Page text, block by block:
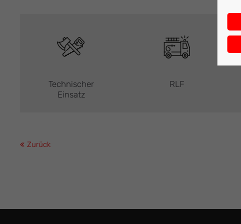
Technischer
Einsatz
RLF
Zurück